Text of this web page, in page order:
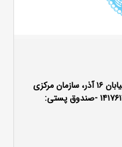
آدرس : تهران، میدان انقلاب، خیابان ۱۶ آذر، سازمان مرکزی
دانشگاه تهران -کد پستی: ۱۴۱۷۶۱۴۴۱۸ -صندوق پستی: